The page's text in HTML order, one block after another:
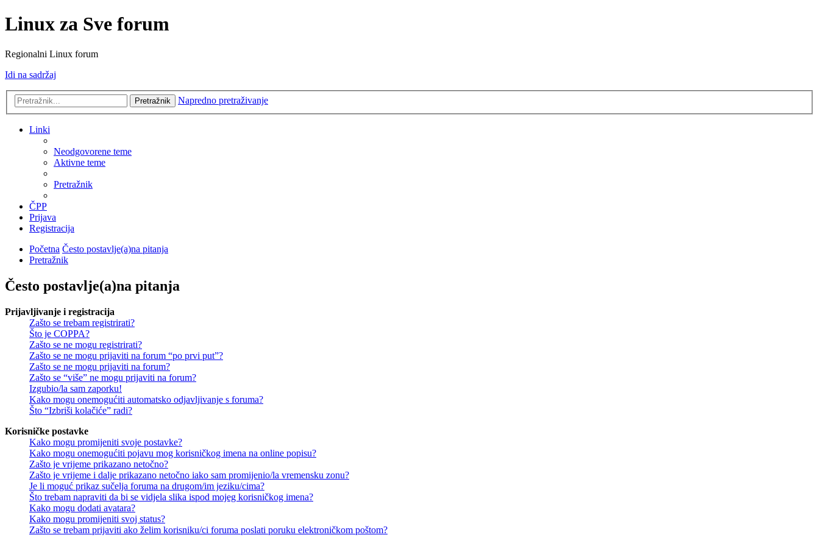
Linux za Sve forum
Regionalni Linux forum
Idi na sadržaj
Pretražnik Napredno pretraživanje
Linki
Neodgovorene teme
Aktivne teme
Pretražnik
ČPP
Prijava
Registracija
Početna Često postavlje(a)na pitanja
Pretražnik
Često postavlje(a)na pitanja
Prijavljivanje i registracija
Zašto se trebam registrirati?
Što je COPPA?
Zašto se ne mogu registrirati?
Zašto se ne mogu prijaviti na forum “po prvi put”?
Zašto se ne mogu prijaviti na forum?
Zašto se “više” ne mogu prijaviti na forum?
Izgubio/la sam zaporku!
Kako mogu onemogućiti automatsko odjavljivanje s foruma?
Što “Izbriši kolačiće” radi?
Korisničke postavke
Kako mogu promijeniti svoje postavke?
Kako mogu onemogućiti pojavu mog korisničkog imena na online popisu?
Zašto je vrijeme prikazano netočno?
Zašto je vrijeme i dalje prikazano netočno iako sam promijenio/la vremensku zonu?
Je li moguć prikaz sučelja foruma na drugom/im jeziku/cima?
Što trebam napraviti da bi se vidjela slika ispod mojeg korisničkog imena?
Kako mogu dodati avatara?
Kako mogu promijeniti svoj status?
Zašto se trebam prijaviti ako želim korisniku/ci foruma poslati poruku elektroničkom poštom?